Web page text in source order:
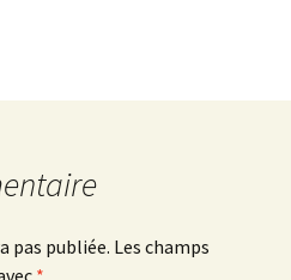
pas publiée. Les champs
*